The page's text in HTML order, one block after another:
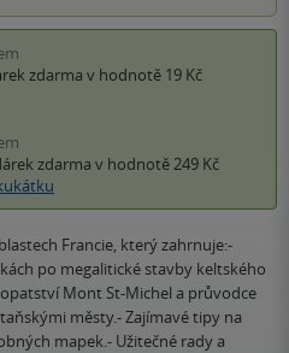
zdarma v hodnotě 19 Kč
zdarma v hodnotě 249 Kč
Francie, který zahrnuje:-
po megalitické stavby keltského
Mont St-Michel a průvodce
městy.- Zajímavé tipy na
mapek.- Užitečné rady a